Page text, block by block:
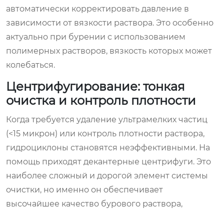
автоматически корректировать давление в
зависимости от вязкости раствора. Это особенно
актуально при бурении с использованием
полимерных растворов, вязкость которых может
колебаться.
Центрифугирование: тонкая
очистка и контроль плотности
Когда требуется удаление ультрамелких частиц
(<15 микрон) или контроль плотности раствора,
гидроциклоны становятся неэффективными. На
помощь приходят декантерные центрифуги. Это
наиболее сложный и дорогой элемент системы
очистки, но именно он обеспечивает
высочайшее качество бурового раствора,